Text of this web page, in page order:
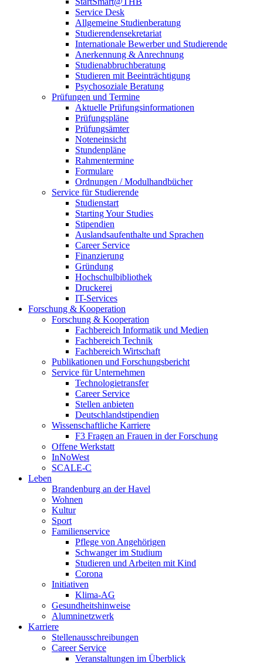
Service Desk
Allgemeine Studienberatung
Studierendensekretariat
Internationale Bewerber und Studierende
Anerkennung & Anrechnung
Studienabbruchberatung
Studieren mit Beeinträchtigung
Psychosoziale Beratung
Prüfungen und Termine
Aktuelle Prüfungsinformationen
Prüfungspläne
Prüfungsämter
Noteneinsicht
Stundenpläne
Rahmentermine
Formulare
Ordnungen / Modulhandbücher
Service für Studierende
Studienstart
Starting Your Studies
Stipendien
Auslandsaufenthalte und Sprachen
Career Service
Finanzierung
Gründung
Hochschulbibliothek
Druckerei
IT-Services
Forschung & Kooperation
Forschung & Kooperation
Fachbereich Informatik und Medien
Fachbereich Technik
Fachbereich Wirtschaft
Publikationen und Forschungsbericht
Service für Unternehmen
Technologietransfer
Career Service
Stellen anbieten
Deutschlandstipendien
Wissenschaftliche Karriere
F3 Fragen an Frauen in der Forschung
Offene Werkstatt
InNoWest
SCALE-C
Leben
Brandenburg an der Havel
Wohnen
Kultur
Sport
Familienservice
Pflege von Angehörigen
Schwanger im Studium
Studieren und Arbeiten mit Kind
Corona
Initiativen
Klima-AG
Gesundheitshinweise
Alumninetzwerk
Karriere
Stellenausschreibungen
Career Service
Veranstaltungen im Überblick